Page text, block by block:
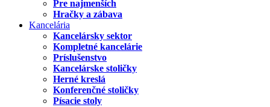
Pre najmenších
Hračky a zábava
Kancelária
Kancelársky sektor
Kompletné kancelárie
Príslušenstvo
Kancelárske stoličky
Herné kreslá
Konferenčné stoličky
Písacie stoly